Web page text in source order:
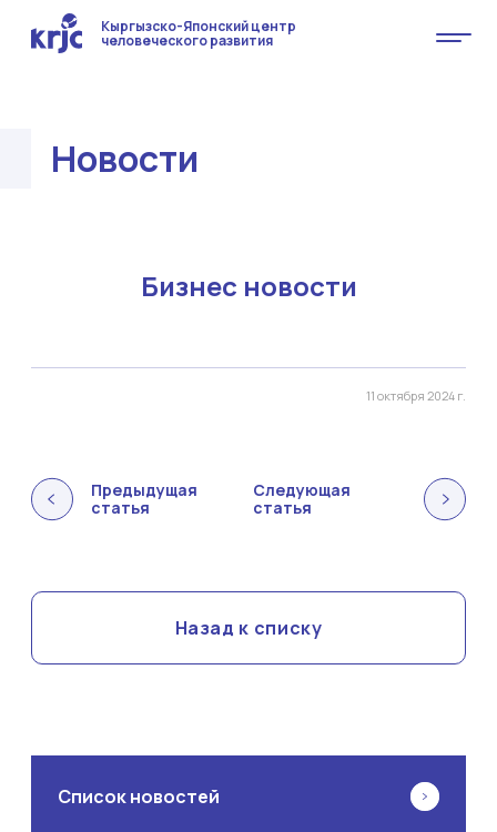
Кыргызско-Японский центр
человеческого развития
Новости
Бизнес новости
11 октября 2024 г.
Предыдущая
статья
Следующая
статья
Назад к списку
Список новостей